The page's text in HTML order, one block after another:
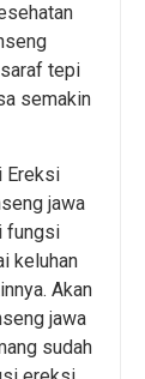
tepi
semakin
Ereksi
jawa
fungsi
keluhan
Akan
jawa
sudah